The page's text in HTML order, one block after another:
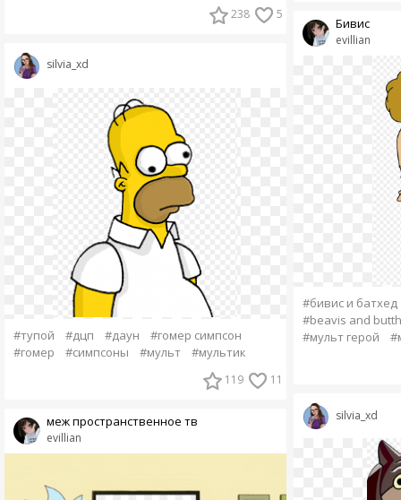
238 5
silvia_xd
#тупой #дцп #даун
#гомер симпсон
#гомер
#симпсоны #мульт #мультик
119 11
evillian
меж пространственное тв
evillian
Бивис
#бивис и батхед
#beavis and
#мульт герой
silvia_xd